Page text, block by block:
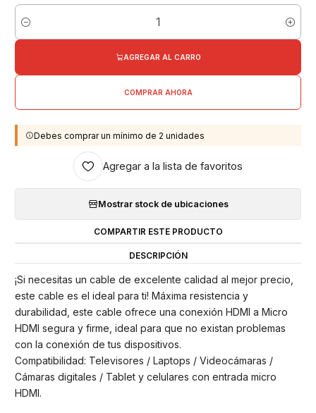
Cantidad
AGREGAR AL CARRO
COMPRAR AHORA
Debes comprar un mínimo de 2 unidades
Agregar a la lista de favoritos
Mostrar stock de ubicaciones
COMPARTIR ESTE PRODUCTO
DESCRIPCIÓN
¡Si necesitas un cable de excelente calidad al mejor precio,
este cable es el ideal para ti! Máxima resistencia y
durabilidad, este cable ofrece una conexión HDMI a Micro
HDMI segura y firme, ideal para que no existan problemas
con la conexión de tus dispositivos.
Compatibilidad: Televisores / Laptops / Videocámaras /
Cámaras digitales / Tablet y celulares con entrada micro
HDMI.